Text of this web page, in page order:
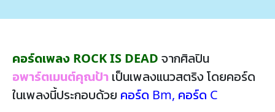
คอร์ดเพลง ROCK IS DEAD จากศิลปิน
อพาร์ตเมนต์คุณป้า เป็นเพลงแนวสตริง โดยคอร์ด
ในเพลงนี้ประกอบด้วย คอร์ด Bm, คอร์ด C